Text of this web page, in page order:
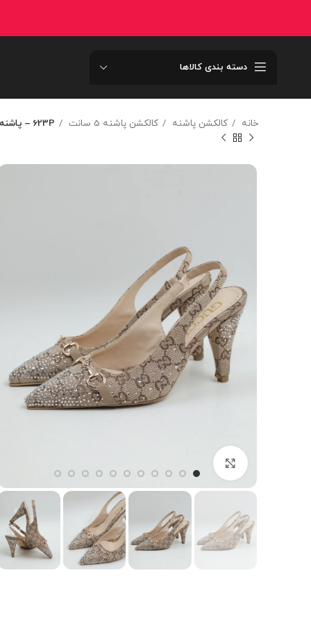
دسته بندی کالاها
خانه کالکشن پاشنه کالکشن پاشنه 5 سانت 623P – پاشنه گوچي نگيني 623p